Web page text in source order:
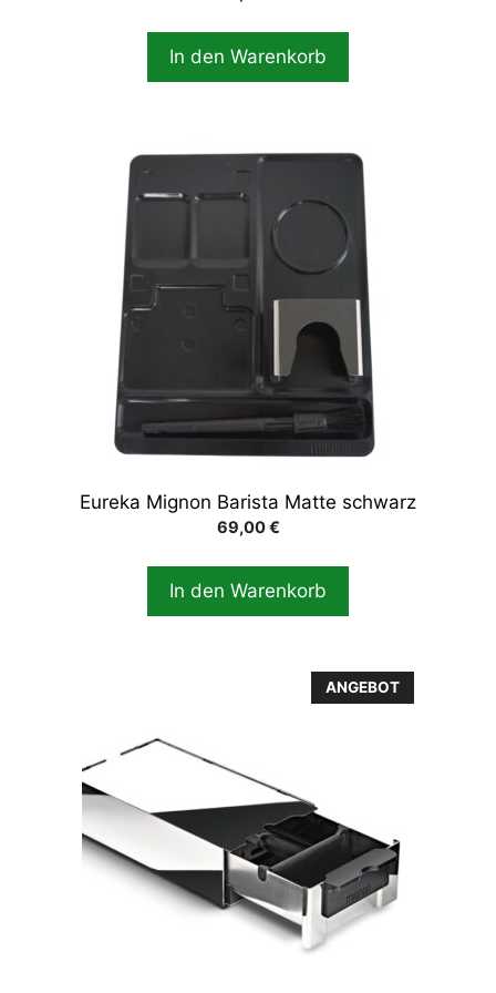
In den Warenkorb
Eureka Mignon Barista Matte schwarz
69,00€
In den Warenkorb
ANGEBOT